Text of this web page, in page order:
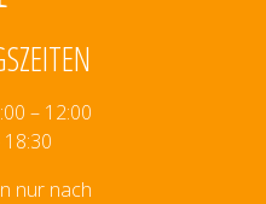
– 12:00
18:30
nur nach